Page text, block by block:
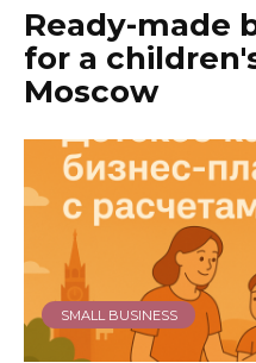
Ready-made
for a
Moscow
SMALL BUSINESS